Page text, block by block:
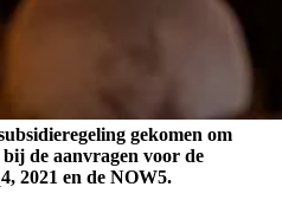
gekomen om
de aanvragen voor de
2021 en de NOW5.